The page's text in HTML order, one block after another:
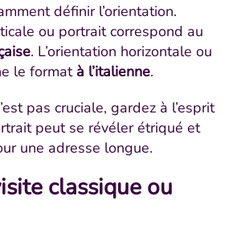
définir l’orientation.
ou portrait correspond au
. L’orientation horizontale ou
le format à l’italienne.
pas cruciale, gardez à l’esprit
peut se révéler étriqué et
une adresse longue.
classique ou